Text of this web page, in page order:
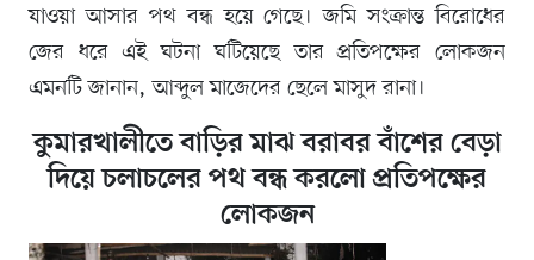
যাওয়া আসার পথ বন্ধ হয়ে গেছে। জমি সংক্রান্ত বিরোধের
জের ধরে এই ঘটনা ঘটিয়েছে তার প্রতিপক্ষের লোকজন
এমনটি জানান, আব্দুল মাজেদের ছেলে মাসুদ রানা।
কুমারখালীতে বাড়ির মাঝ বরাবর বাঁশের বেড়া
দিয়ে চলাচলের পথ বন্ধ করলো প্রতিপক্ষের
লোকজন